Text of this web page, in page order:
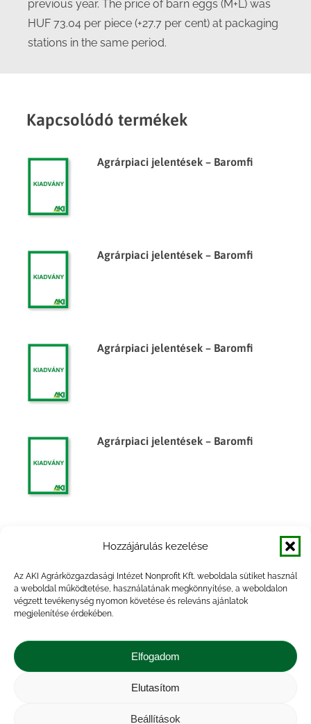
Hozzájárulás kezelése
Az AKI Agrárközgazdasági Intézet Nonprofit Kft. weboldala sütiket használ
a weboldal működtetése, használatának megkönnyítése, a weboldalon
végzett tevékenység nyomon követése és releváns ajánlatok
megjelenítése érdekében.
Elfogadom
Elutasítom
Beállítások
previous year. The price of barn eggs (M+L) was
HUF 73.04 per piece (+27.7 per cent) at packaging
stations in the same period.
Kapcsolódó termékek
Agrárpiaci jelentések – Baromfi
Agrárpiaci jelentések – Baromfi
Agrárpiaci jelentések – Baromfi
Agrárpiaci jelentések – Baromfi